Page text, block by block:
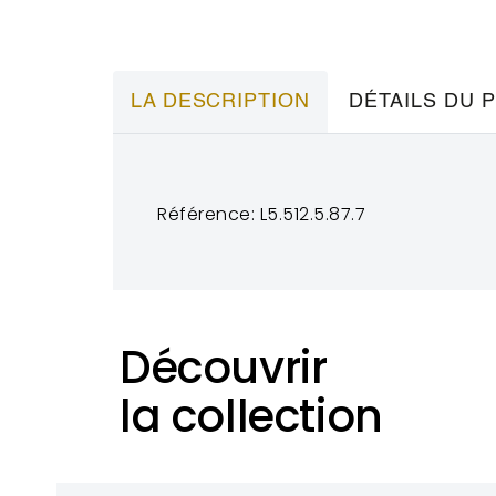
LA DESCRIPTION DÉTAILS DU
Référence: L5.512.5.87.7
Découvrir
la collection